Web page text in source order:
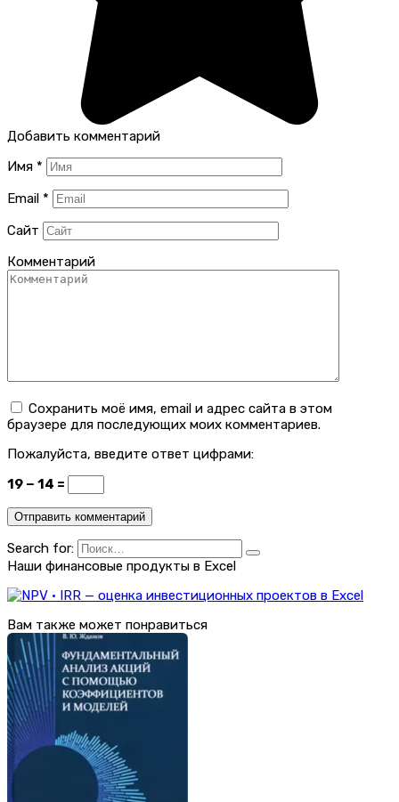
Добавить комментарий
Имя *
Email *
Сайт
Комментарий
Сохранить моё имя, email и адрес сайта в этом
браузере для последующих моих комментариев.
Пожалуйста, введите ответ цифрами:
19 − 14 =
Search for:
Наши финансовые продукты в Excel
Вам также может понравиться